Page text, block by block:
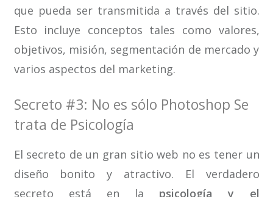
que pueda ser transmitida a través del sitio.
Esto incluye conceptos tales como valores,
objetivos, misión, segmentación de mercado y
varios aspectos del marketing.
Secreto #3: No es sólo Photoshop Se
trata de Psicología
El secreto de un gran sitio web no es tener un
diseño bonito y atractivo. El verdadero
secreto está en la psicología y el